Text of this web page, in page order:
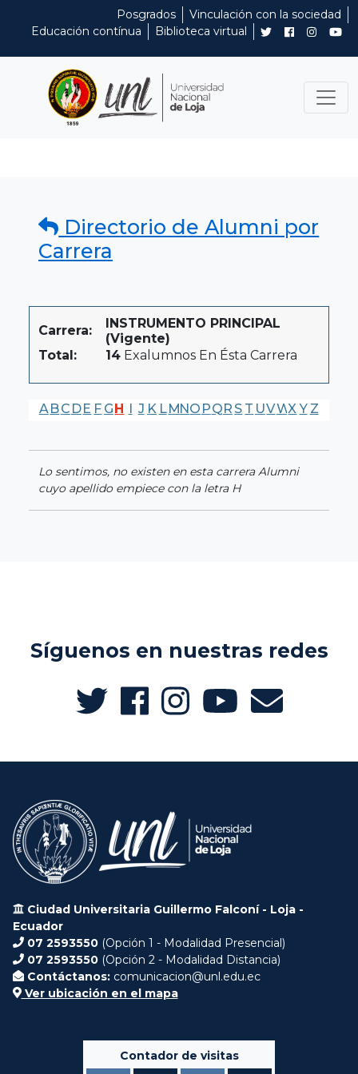
Posgrados
Vinculación con la sociedad
Educación contínua
Biblioteca virtual
Directorio de Alumni por
Carrera
Carrera:
INSTRUMENTO PRINCIPAL
(Vigente)
Total:
14 Exalumnos En Ésta Carrera
A BC DE F GH I J K LMNO PQR S T UVWX Y Z
Lo sentimos, no existen en esta carrera Alumni
cuyo apellido empiece con la letra H
Síguenos en nuestras redes
Ciudad Universitaria Guillermo Falconí - Loja -
Ecuador
07 2593550 (Opción 1 - Modalidad Presencial)
07 2593550 (Opción 2 - Modalidad Distancia)
Contáctanos: comunicacion@unl.edu.ec
Ver ubicación en el mapa
Contador de visitas